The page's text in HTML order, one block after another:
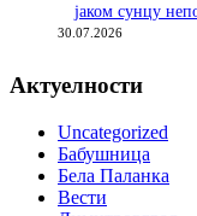
јаком сунцу
30.07.2026
Актуелности
Uncategorized
Бабушница
Бела Паланка
Вести